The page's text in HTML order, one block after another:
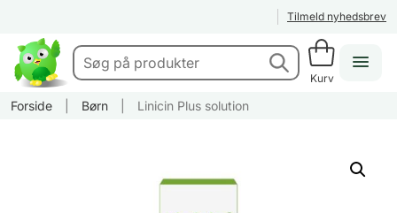
Tilmeld nyhedsbrev
Kurv
Forside Børn Linicin Plus solution